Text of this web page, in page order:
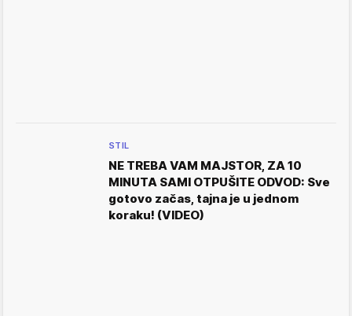
STIL
NE TREBA VAM MAJSTOR, ZA 10
MINUTA SAMI OTPUŠITE ODVOD: Sve
gotovo začas, tajna je u jednom
koraku! (VIDEO)